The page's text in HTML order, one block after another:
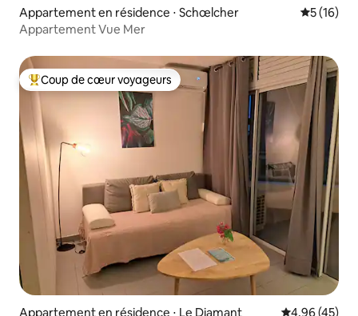
Appartement en résidence ⋅ Schœlcher
5 (16)
Appartement Vue Mer
Coups de cœur voyageurs les plus appréciés
Coup de cœur voyageurs
Appartement en résidence ⋅ Le Diamant Évaluation
4,96 (45)